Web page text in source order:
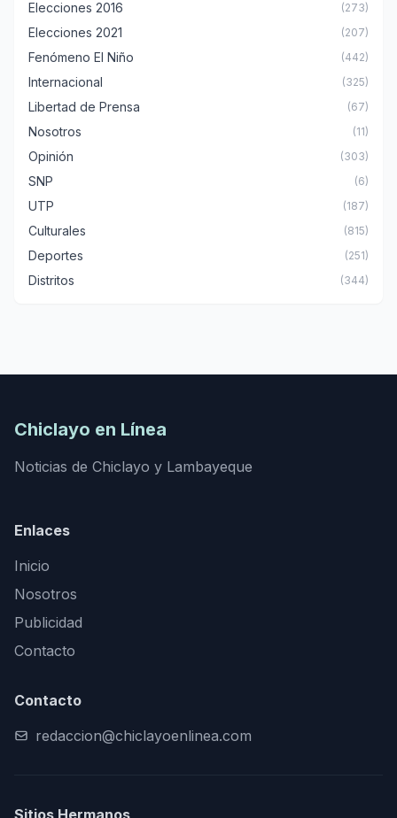
Elecciones 2016 (273)
Elecciones 2021 (207)
Fenómeno El Niño (442)
Internacional (325)
Libertad de Prensa (67)
Nosotros (11)
Opinión (303)
SNP (6)
UTP (187)
Culturales (815)
Deportes (251)
Distritos (344)
Chiclayo en Línea
Noticias de Chiclayo y Lambayeque
Enlaces
Inicio
Nosotros
Publicidad
Contacto
Contacto
redaccion@chiclayoenlinea.com
Sitios Hermanos